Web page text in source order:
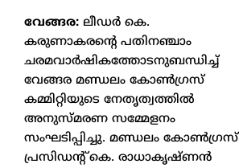
വേങ്ങര: ലീഡർ കെ.
കരുണാകരന്റെ പതിനഞ്ചാം
ചരമവാർഷികത്തോടനുബന്ധിച്ച്
വേങ്ങര മണ്ഡലം കോൺഗ്രസ്
കമ്മിറ്റിയുടെ നേതൃത്വത്തിൽ
അനുസ്മരണ സമ്മേളനം
സംഘടിപ്പിച്ചു. മണ്ഡലം കോൺഗ്രസ്
പ്രസിഡന്റ് കെ. രാധാകൃഷ്ണൻ